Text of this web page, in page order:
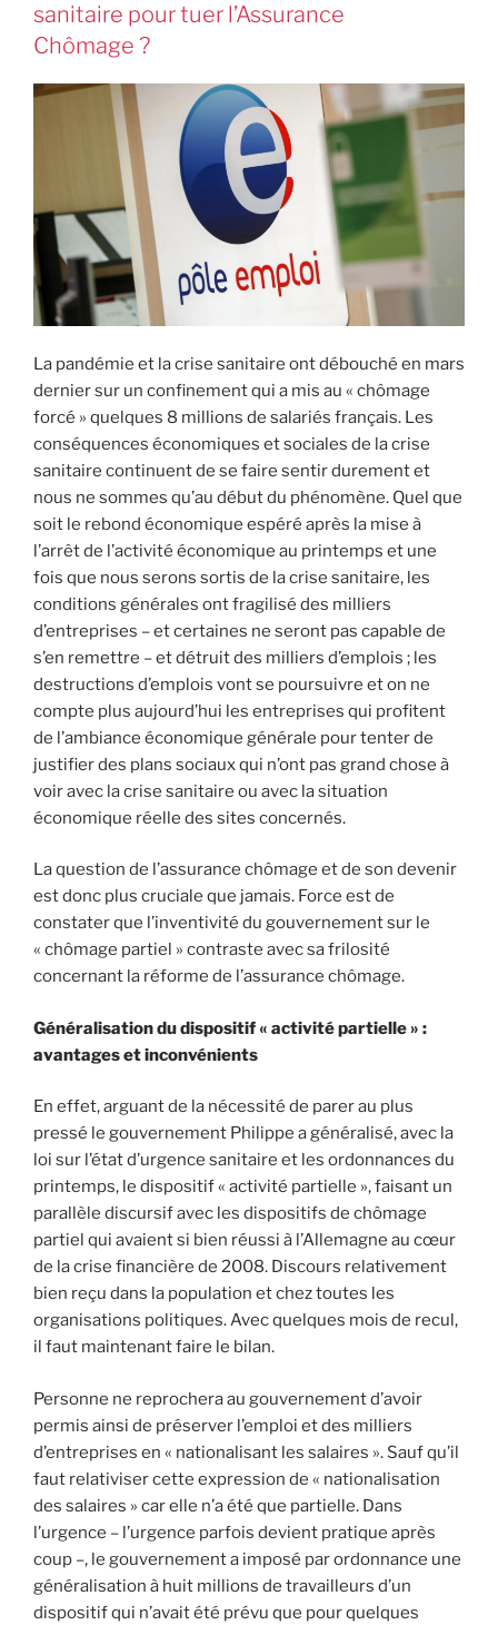
sanitaire pour tuer l’Assurance
Chômage ?
La pandémie et la crise sanitaire ont débouché en mars
dernier sur un confinement qui a mis au « chômage
forcé » quelques 8 millions de salariés français. Les
conséquences économiques et sociales de la crise
sanitaire continuent de se faire sentir durement et
nous ne sommes qu’au début du phénomène. Quel que
soit le rebond économique espéré après la mise à
l’arrêt de l’activité économique au printemps et une
fois que nous serons sortis de la crise sanitaire, les
conditions générales ont fragilisé des milliers
d’entreprises – et certaines ne seront pas capable de
s’en remettre – et détruit des milliers d’emplois ; les
destructions d’emplois vont se poursuivre et on ne
compte plus aujourd’hui les entreprises qui profitent
de l’ambiance économique générale pour tenter de
justifier des plans sociaux qui n’ont pas grand chose à
voir avec la crise sanitaire ou avec la situation
économique réelle des sites concernés.
La question de l’assurance chômage et de son devenir
est donc plus cruciale que jamais. Force est de
constater que l’inventivité du gouvernement sur le
« chômage partiel » contraste avec sa frilosité
concernant la réforme de l’assurance chômage.
Généralisation du dispositif « activité partielle » :
avantages et inconvénients
En effet, arguant de la nécessité de parer au plus
pressé le gouvernement Philippe a généralisé, avec la
loi sur l’état d’urgence sanitaire et les ordonnances du
printemps, le dispositif « activité partielle », faisant un
parallèle discursif avec les dispositifs de chômage
partiel qui avaient si bien réussi à l’Allemagne au cœur
de la crise financière de 2008. Discours relativement
bien reçu dans la population et chez toutes les
organisations politiques. Avec quelques mois de recul,
il faut maintenant faire le bilan.
Personne ne reprochera au gouvernement d’avoir
permis ainsi de préserver l’emploi et des milliers
d’entreprises en « nationalisant les salaires ». Sauf qu’il
faut relativiser cette expression de « nationalisation
des salaires » car elle n’a été que partielle. Dans
l’urgence – l’urgence parfois devient pratique après
coup –, le gouvernement a imposé par ordonnance une
généralisation à huit millions de travailleurs d’un
dispositif qui n’avait été prévu que pour quelques